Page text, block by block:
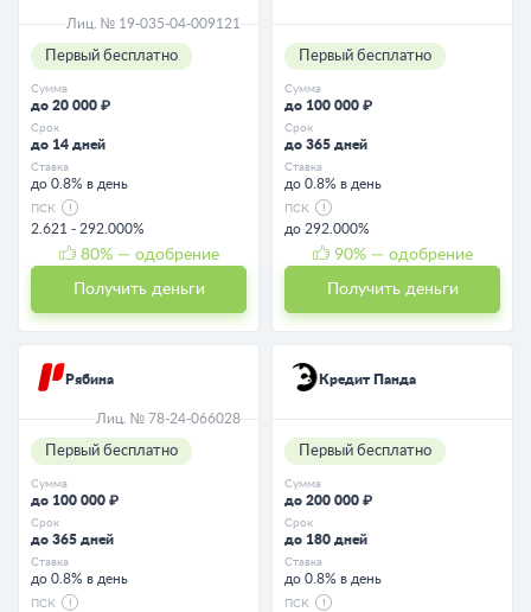
Лиц. № 19-035-04-009121
Первый бесплатно
Сумма
до 20 000 ₽
Срок
до 14 дней
Ставка
до 0.8% в день
ПСК
2.621 - 292.000%
80% — одобрение
Получить деньги
Первый бесплатно
Сумма
до 100 000 ₽
Срок
до 365 дней
Ставка
до 0.8% в день
ПСК
до 292.000%
90% — одобрение
Получить деньги
Рябина
Лиц. № 78-24-066028
Первый бесплатно
Сумма
до 100 000 ₽
Срок
до 365 дней
Ставка
до 0.8% в день
ПСК
Кредит Панда
Первый бесплатно
Сумма
до 200 000 ₽
Срок
до 180 дней
Ставка
до 0.8% в день
ПСК